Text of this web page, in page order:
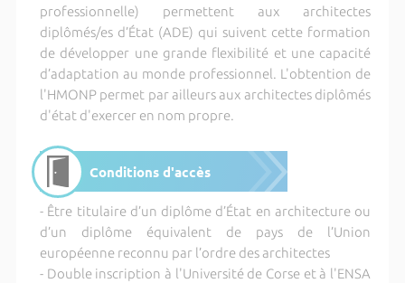
professionnelle) permettent aux architectes
diplômés/es d’État (ADE) qui suivent cette formation
de développer une grande flexibilité et une capacité
d’adaptation au monde professionnel. L'obtention de
l'HMONP permet par ailleurs aux architectes diplômés
d'état d'exercer en nom propre.
Conditions d'accès
- Être titulaire d’un diplôme d’État en architecture ou
d’un diplôme équivalent de pays de l’Union
européenne reconnu par l’ordre des architectes
- Double inscription à l'Université de Corse et à l'ENSA